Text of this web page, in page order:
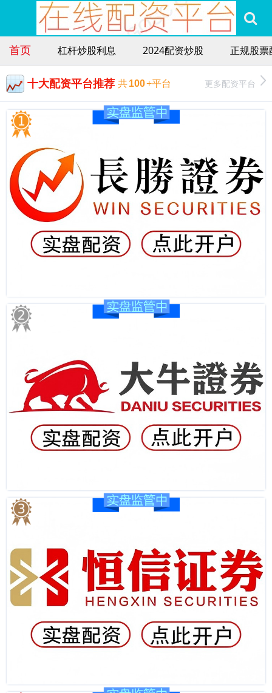
首页 杠杆炒股利息 2024配资炒股 正规股票
十大配资平台推荐 共100+平台 更多配资平台